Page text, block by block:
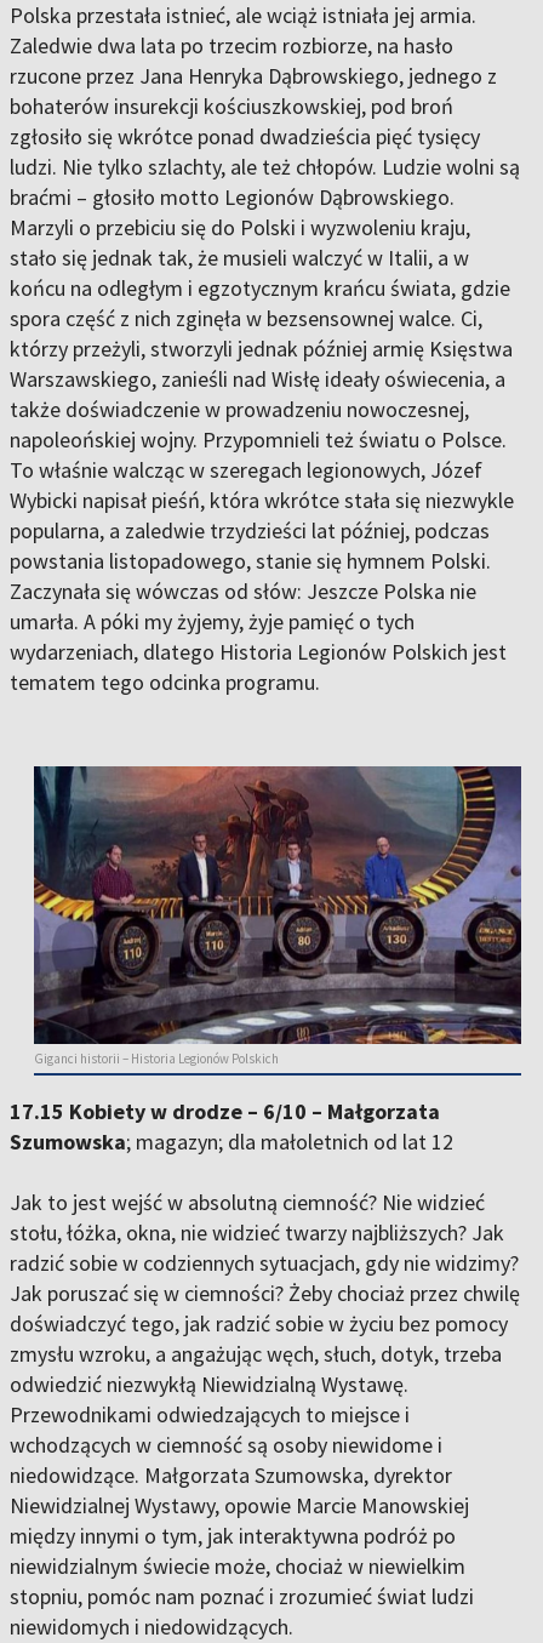
Polska przestała istnieć, ale wciąż istniała jej armia.
Zaledwie dwa lata po trzecim rozbiorze, na hasło
rzucone przez Jana Henryka Dąbrowskiego, jednego z
bohaterów insurekcji kościuszkowskiej, pod broń
zgłosiło się wkrótce ponad dwadzieścia pięć tysięcy
ludzi. Nie tylko szlachty, ale też chłopów. Ludzie wolni są
braćmi – głosiło motto Legionów Dąbrowskiego.
Marzyli o przebiciu się do Polski i wyzwoleniu kraju,
stało się jednak tak, że musieli walczyć w Italii, a w
końcu na odległym i egzotycznym krańcu świata, gdzie
spora część z nich zginęła w bezsensownej walce. Ci,
którzy przeżyli, stworzyli jednak później armię Księstwa
Warszawskiego, zanieśli nad Wisłę ideały oświecenia, a
także doświadczenie w prowadzeniu nowoczesnej,
napoleońskiej wojny. Przypomnieli też światu o Polsce.
To właśnie walcząc w szeregach legionowych, Józef
Wybicki napisał pieśń, która wkrótce stała się niezwykle
popularna, a zaledwie trzydzieści lat później, podczas
powstania listopadowego, stanie się hymnem Polski.
Zaczynała się wówczas od słów: Jeszcze Polska nie
umarła. A póki my żyjemy, żyje pamięć o tych
wydarzeniach, dlatego Historia Legionów Polskich jest
tematem tego odcinka programu.
Giganci historii – Historia Legionów Polskich
17.15 Kobiety w drodze – 6/10 – Małgorzata
Szumowska; magazyn; dla małoletnich od lat 12
Jak to jest wejść w absolutną ciemność? Nie widzieć
stołu, łóżka, okna, nie widzieć twarzy najbliższych? Jak
radzić sobie w codziennych sytuacjach, gdy nie widzimy?
Jak poruszać się w ciemności? Żeby chociaż przez chwilę
doświadczyć tego, jak radzić sobie w życiu bez pomocy
zmysłu wzroku, a angażując węch, słuch, dotyk, trzeba
odwiedzić niezwykłą Niewidzialną Wystawę.
Przewodnikami odwiedzających to miejsce i
wchodzących w ciemność są osoby niewidome i
niedowidzące. Małgorzata Szumowska, dyrektor
Niewidzialnej Wystawy, opowie Marcie Manowskiej
między innymi o tym, jak interaktywna podróż po
niewidzialnym świecie może, chociaż w niewielkim
stopniu, pomóc nam poznać i zrozumieć świat ludzi
niewidomych i niedowidzących.